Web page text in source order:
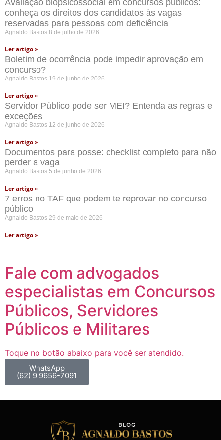
Avaliação biopsicossocial em concursos públicos:
conheça os direitos dos candidatos às vagas
reservadas para pessoas com deficiência
Agnaldo Bastos 8 de julho de 2026
Ler artigo »
Boletim de ocorrência pode impedir aprovação em
concurso?
Agnaldo Bastos 19 de junho de 2026
Ler artigo »
Servidor Público pode ser MEI? Entenda as regras e
exceções
Agnaldo Bastos 12 de junho de 2026
Ler artigo »
Documentos para posse: checklist completo para não
perder a vaga
Agnaldo Bastos 5 de junho de 2026
Ler artigo »
7 erros no TAF que podem te reprovar no concurso
público
Agnaldo Bastos 29 de maio de 2026
Ler artigo »
Fale com advogados
especialistas em Concursos
Públicos, Servidores
Públicos e Militares
Toque no botão abaixo para você ser atendido.
WhatsApp
(62) 9 9656-7091